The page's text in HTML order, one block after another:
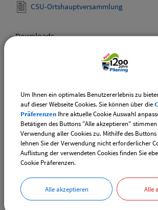
Gemeinde Pliening
Geltinger Str. 18
85652 Pliening
CSU-Ortshauptversammlung
Downloads
Den gewählten Termin als VCS-
downloaden
Um Ihnen ein optimales Benutzererlebnis zu
auf dieser Webseite Cookies. Sie können über die
Präferenzen Ihre aktuelle Cookie Auswahl
Betätigen des Buttons "Alle akzeptieren" stimmen
Verwendung aller Cookies zu. Mithilfe des
lehnen Sie der Verwendung nicht erforderlicher
Auflistung der verwendeten Cookies finden Sie
Cookie Präferenzen.
Alle akzeptieren Alle